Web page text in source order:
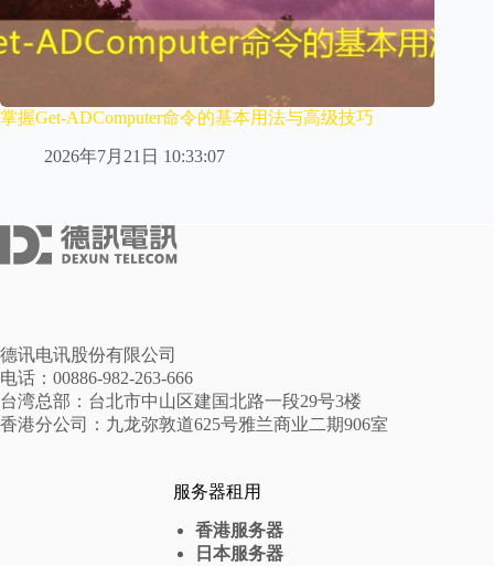
掌握Get-ADComputer命令的基本用法与高级技巧
2026年7月21日 10:33:07
德讯电讯股份有限公司
电话：00886-982-263-666
台湾总部：台北市中山区建国北路一段29号3楼
香港分公司：九龙弥敦道625号雅兰商业二期906室
服务器租用
香港服务器
日本服务器